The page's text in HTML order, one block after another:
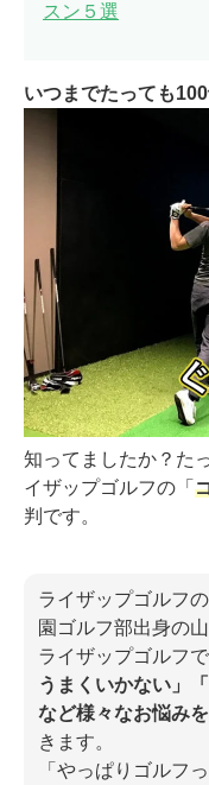
スン５選
いつまでたっても
知ってましたか？た
イザップゴルフの「
判です。
ライザップゴルフ
園ゴルフ部出身の
ライザップゴルフ
うまくいかない」
など様々なお悩み
きます。
「やっぱりゴルフ